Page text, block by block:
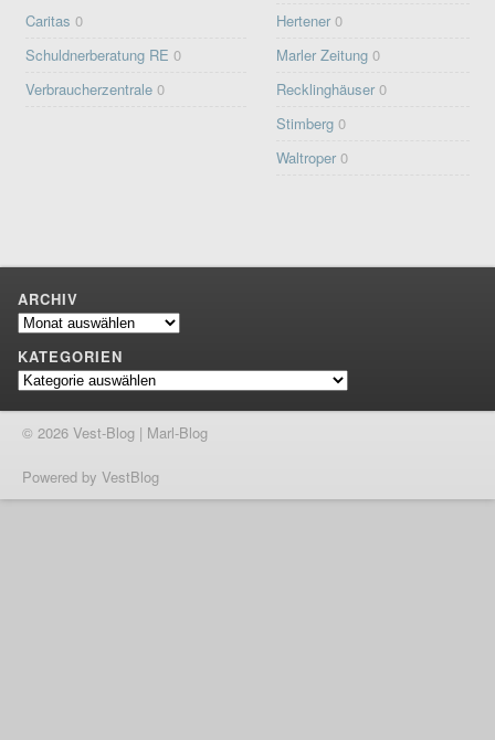
Caritas 0
Schuldnerberatung RE 0
Verbraucherzentrale 0
Hertener 0
Marler Zeitung 0
Recklinghäuser 0
Stimberg 0
Waltroper 0
ARCHIV
Archiv
KATEGORIEN
Kategorien
© 2026 Vest-Blog | Marl-Blog
Powered by VestBlog